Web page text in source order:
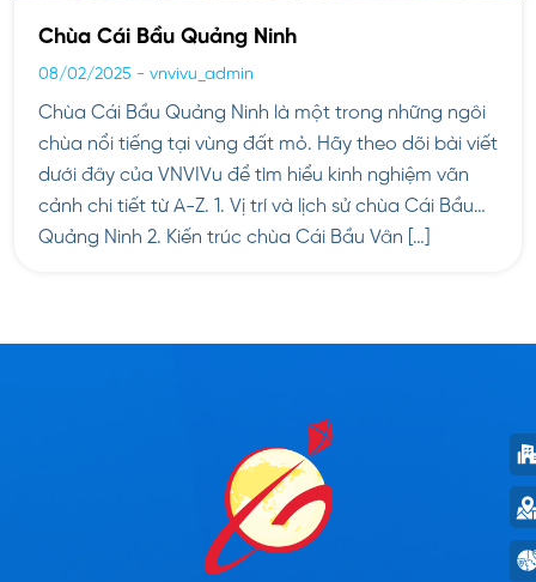
Chùa Cái Bầu Quảng Ninh
08/02/2025 - vnvivu_admin
Chùa Cái Bầu Quảng Ninh là một trong những ngôi
chùa nổi tiếng tại vùng đất mỏ. Hãy theo dõi bài viết
dưới đây của VNVIVu để tìm hiểu kinh nghiệm vãn
cảnh chi tiết từ A-Z. 1. Vị trí và lịch sử chùa Cái Bầu
Quảng Ninh 2. Kiến trúc chùa Cái Bầu Vân […]